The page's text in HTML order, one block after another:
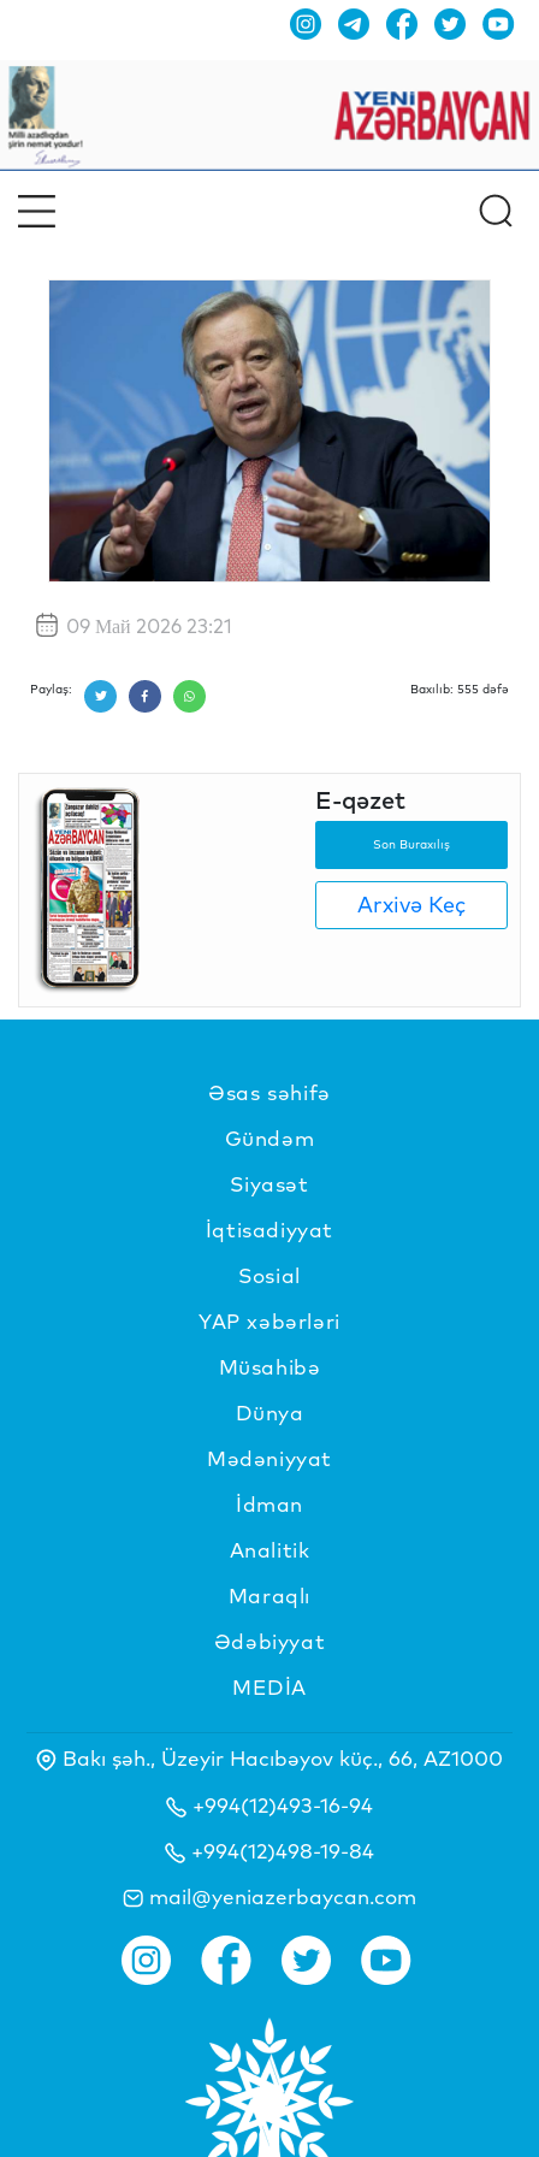
09 Май 2026 23:21
Paylaş: Baxılıb: 555 dəfə
E-qəzet
Son Buraxılış
Arxivə Keç
Əsas səhifə
Gündəm
Siyasət
İqtisadiyyat
Sosial
YAP xəbərləri
Müsahibə
Dünya
Mədəniyyat
İdman
Analitik
Maraqlı
Ədəbiyyat
MEDİA
Bakı şəh., Üzeyir Hacıbəyov küç., 66, AZ1000
+994(12)493-16-94
+994(12)498-19-84
mail@yeniazerbaycan.com